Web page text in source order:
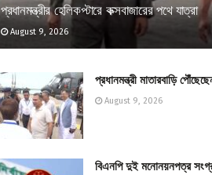
প্রধানমন্ত্রীর হেলিকপ্টারে কক্সবাজারের পথে যাত্রা
August 9, 2026
প্রধানমন্ত্রী মাতারবাড়ি
August 9, 2026
বিএনপি দুই মনোনয়নপত্র